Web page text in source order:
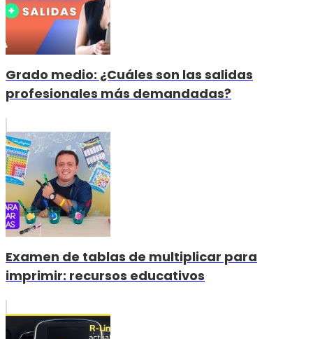
Grado medio: ¿Cuáles son las salidas
profesionales más demandadas?
Examen de tablas de multiplicar para
imprimir: recursos educativos